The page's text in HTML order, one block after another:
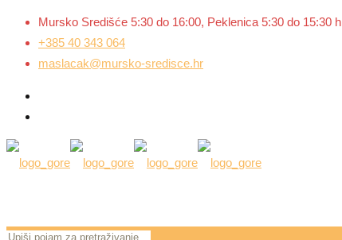
Mursko Središće 5:30 do 16:00, Peklenica 5:30 do 15:30 h
+385 40 343 064
maslacak@mursko-sredisce.hr